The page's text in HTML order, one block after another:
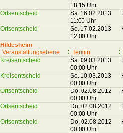
18:15 Uhr
Ortsentscheid
Sa. 16.02.2013
11:00 Uhr
Ortsentscheid
So. 17.02.2013
12:00 Uhr
Hildesheim
Veranstaltungsebene
Termin
Kreisentscheid
Sa. 09.03.2013
00:00 Uhr
Kreisentscheid
So. 10.03.2013
00:00 Uhr
Ortsentscheid
Do. 02.08.2012
00:00 Uhr
Ortsentscheid
Do. 02.08.2012
00:00 Uhr
Ortsentscheid
Do. 02.08.2012
00:00 Uhr